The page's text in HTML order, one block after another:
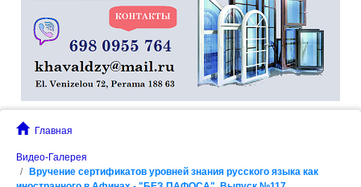
Главная
Видео-Галерея
Вручение сертификатов уровней знания русского языка как